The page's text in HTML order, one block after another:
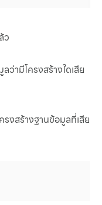
ว
ามีโครงสร้างใดเสีย
งสร้างฐานข้อมูลที่เสีย